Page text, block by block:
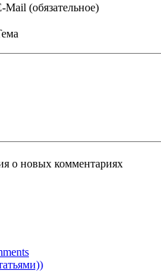
Mail (обязательное)
о новых комментариях